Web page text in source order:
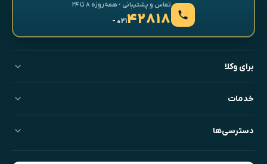
تماس و پشتیبانی · همه‌روزه ۸ تا ۲۴
۴۲۸۱۸- ۰۲۱
برای وکلا
خدمات
دسترسی‌ها